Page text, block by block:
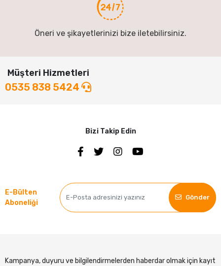
Öneri ve şikayetlerinizi bize iletebilirsiniz.
Müşteri Hizmetleri
0535 838 5424
Bizi Takip Edin
E-Bülten
Aboneliği
Gönder
Kampanya, duyuru ve bilgilendirmelerden haberdar olmak için kayıt